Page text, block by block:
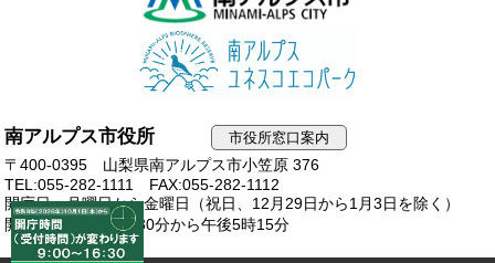
南アルプス市役所 市役所窓口案内
〒400-0395 山梨県南アルプス市小笠原 376
TEL:055-282-1111
FAX:055-282-1112
開庁日：月曜日から金曜日（祝日、12月29日から1月3日を除く）
開庁時間：午前8時30分から午後5時15分